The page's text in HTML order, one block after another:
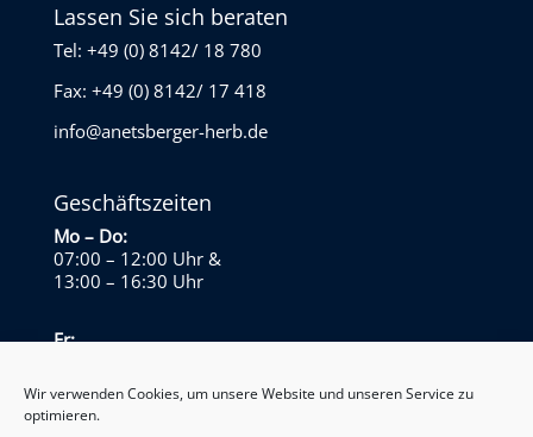
Wir verwenden Cookies, um unsere Website und unseren Service zu
optimieren.
Lassen Sie sich beraten
Tel: +49 (0) 8142/ 18 780
Fax: +49 (0) 8142/ 17 418
info@anetsberger-herb.de
Geschäftszeiten
Mo – Do:
07:00 – 12:00 Uhr&
13:00 – 16:30 Uhr
Fr:
Sa – So: